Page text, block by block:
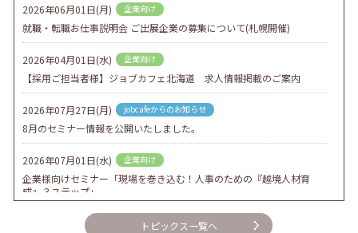
2026年06月01日(月) 企業向け
就職・転職お仕事説明会 ご出展企業の募集について(札幌開催)
2026年04月01日(水) 企業向け
【採用ご担当者様】ジョブカフェ北海道 求人情報掲載のご案内
2026年07月27日(月) jobcafeからのお知らせ
8月のセミナー情報を公開いたしました。
2026年07月01日(水) 企業向け
企業様向けセミナー「現場を巻き込む！人事のための『越境人材育
成』３ステップ」
2026年06月26日(金) jobcafeからのお知らせ
トピックス一覧へ